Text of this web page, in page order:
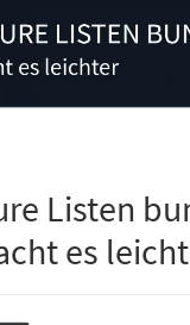
Listen
es